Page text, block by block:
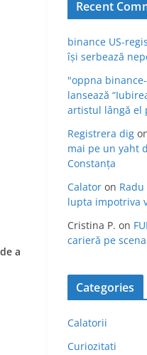
a
Recent
binance US-
își serbează
"oppna
lansează
artistul lângă el
Registrera dig
mai pe un yaht
Constanța
Calator on
lupta impotriva
Cristina P. on
carieră pe
Categories
Calatorii
Curiozitati